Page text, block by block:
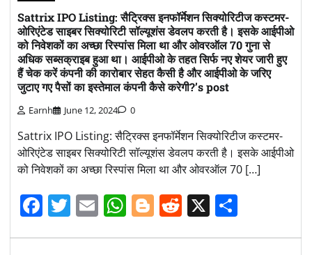
Sattrix IPO Listing: सैट्रिक्स इनफॉर्मेशन सिक्योरिटीज कस्टमर-
ओरिएंटेड साइबर सिक्योरिटी सॉल्यूशंस डेवलप करती है। इसके आईपीओ
को निवेशकों का अच्छा रिस्पांस मिला था और ओवरऑल 70 गुना से
अधिक सब्सक्राइब हुआ था। आईपीओ के तहत सिर्फ नए शेयर जारी हुए
हैं चेक करें कंपनी की कारोबार सेहत कैसी है और आईपीओ के जरिए
जुटाए गए पैसों का इस्तेमाल कंपनी कैसे करेगी?’s post
Earnh June 12, 2024 0
Sattrix IPO Listing: सैट्रिक्स इनफॉर्मेशन सिक्योरिटीज कस्टमर-
ओरिएंटेड साइबर सिक्योरिटी सॉल्यूशंस डेवलप करती है। इसके आईपीओ
को निवेशकों का अच्छा रिस्पांस मिला था और ओवरऑल 70 […]
Facebook
Twitter
EmailWhatsApp
Blogger
Reddit
X